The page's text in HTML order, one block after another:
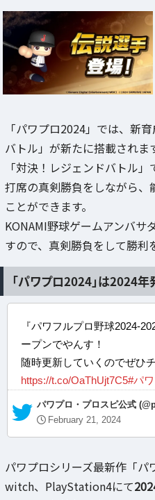
「パワプロ2024」では、新
バトル」が新たに搭載されま
「対決！レジェンドバトル
打席の真剣勝負をしながら、
ことができます。
KONAMI野球ゲームアンバサ
すので、真剣勝負をして勝利
「パワプロ2024」は2024年
『パワフルプロ野球2024-
ープンでやんす！
随時更新していくのでぜひ
https://t.co/OaThUjt7C5#パ
— パワプロ・プロスピ公式
February 21, 2024
パワプロシリーズ最新作「
witch、PlayStation4にて